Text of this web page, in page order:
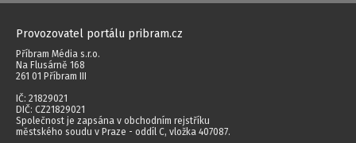
Provozovatel portálu pribram.cz
Příbram Média s.r.o.
Na Flusárně 168
261 01 Příbram III
IČ: 21829021
DIČ: CZ21829021
Společnost je zapsána v obchodním rejstříku
městského soudu v Praze - oddíl C, vložka 407087.